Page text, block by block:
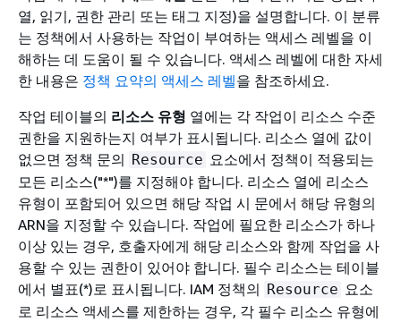
열, 읽기, 권한 관리 또는 태그 지정)을 설명합니다. 이 분류
는 정책에서 사용하는 작업이 부여하는 액세스 레벨을 이
해하는 데 도움이 될 수 있습니다. 액세스 레벨에 대한 자세
한 내용은 정책 요약의 액세스 레벨을 참조하세요.
작업 테이블의 리소스 유형 열에는 각 작업이 리소스 수준
권한을 지원하는지 여부가 표시됩니다. 리소스 열에 값이
없으면 정책 문의 Resource 요소에서 정책이 적용되는
모든 리소스("*")를 지정해야 합니다. 리소스 열에 리소스
유형이 포함되어 있으면 해당 작업 시 문에서 해당 유형의
ARN을 지정할 수 있습니다. 작업에 필요한 리소스가 하나
이상 있는 경우, 호출자에게 해당 리소스와 함께 작업을 사
용할 수 있는 권한이 있어야 합니다. 필수 리소스는 테이블
에서 별표(*)로 표시됩니다. IAM 정책의 Resource 요소
로 리소스 액세스를 제한하는 경우, 각 필수 리소스 유형에